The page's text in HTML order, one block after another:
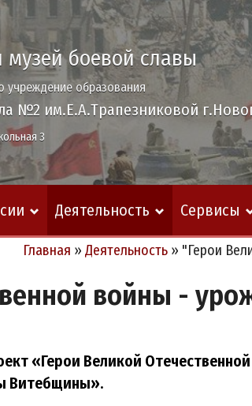
боевой славы
учреждение образования
№2 им.Е.А.Трапезниковой
3
Деятельность Сервисы
Главная » Деятельность » "Герои
войны -
«Герои Великой
Витебщины».